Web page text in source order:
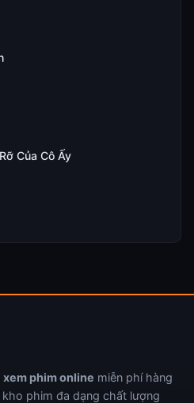
Của Cô Ấy
xem phim online miễn phí hàng
phim đa dạng chất lượng